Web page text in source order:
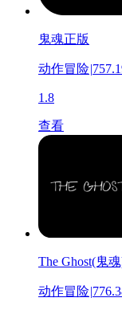
鬼魂正版
动作冒险|
1.8
查看
The Ghost(鬼
动作冒险|